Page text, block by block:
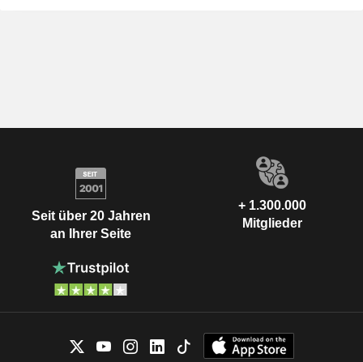
Seit über 20 Jahren
an Ihrer Seite
+ 1.300.000
Mitglieder